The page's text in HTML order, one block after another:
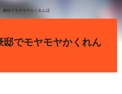
豪邸でモヤモヤかくれんぼ
でモヤモヤかくれん